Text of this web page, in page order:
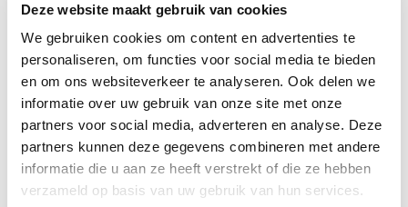
Deze website maakt gebruik van cookies
We gebruiken cookies om content en advertenties te
personaliseren, om functies voor social media te bieden
en om ons websiteverkeer te analyseren. Ook delen we
informatie over uw gebruik van onze site met onze
partners voor social media, adverteren en analyse. Deze
partners kunnen deze gegevens combineren met andere
informatie die u aan ze heeft verstrekt of die ze hebben
verzameld op basis van uw gebruik van hun services.
AGENTUUR VOOR
CRISTINAEFFE MILANO VOOR
NEDERLAND GEZOCHT
NO SECRETS MILANO
TYPE
Fulltime
LOCATIE
Nederland
SINDS
05/06/2026
We zoeken een ervaren en gemotiveerde agent voor
het Italiaanse damesmerk CRISITNAEFFE MILANO.